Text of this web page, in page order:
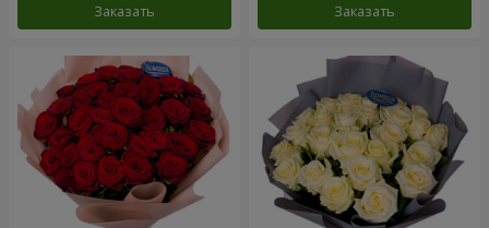
Заказать Заказать